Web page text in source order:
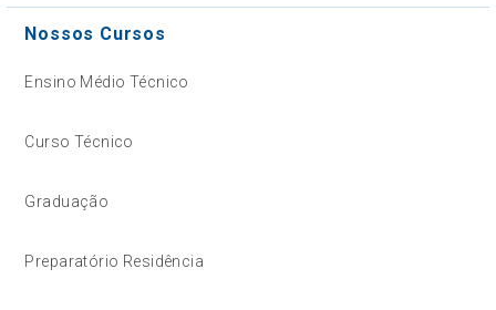
Nossos Cursos
Ensino Médio Técnico
Curso Técnico
Graduação
Preparatório Residência